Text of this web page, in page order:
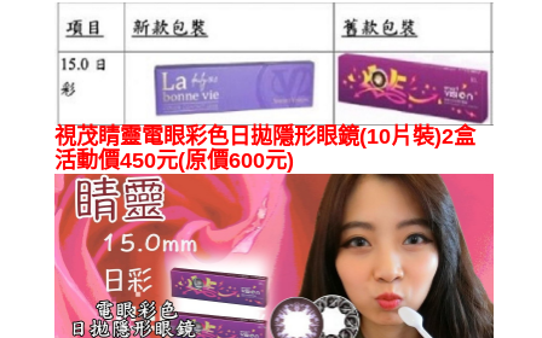
視茂睛靈電眼彩色日拋隱形眼鏡(10片裝)2盒
活動價450元(原價600元)